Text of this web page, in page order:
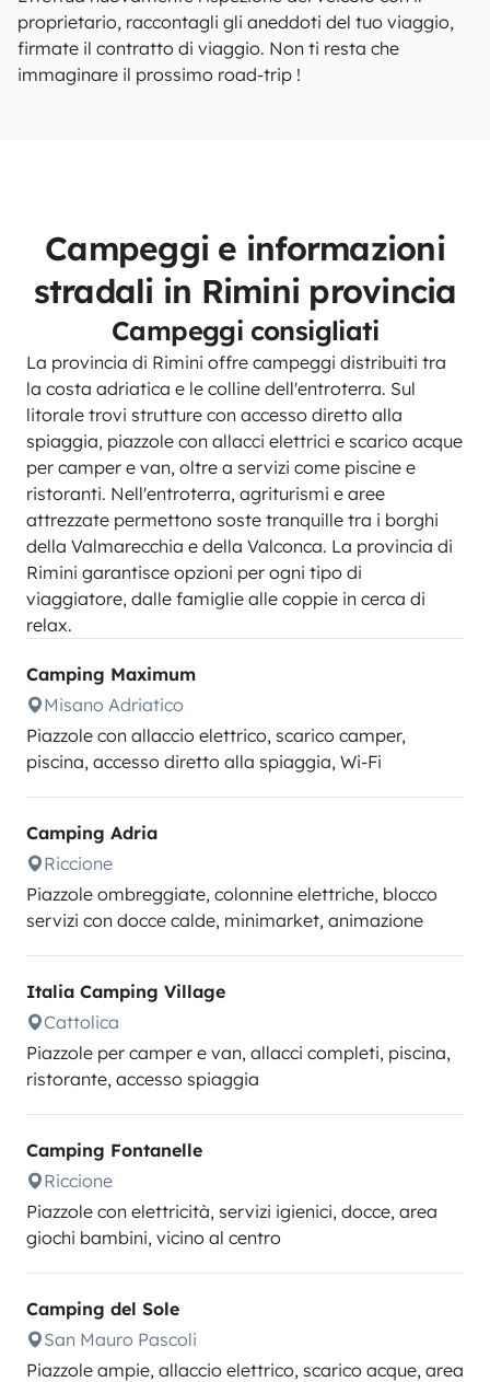
proprietario, raccontagli gli aneddoti del tuo viaggio,
firmate il contratto di viaggio. Non ti resta che
immaginare il prossimo road-trip !
Campeggi e informazioni
stradali in Rimini provincia
Campeggi consigliati
La provincia di Rimini offre campeggi distribuiti tra
la costa adriatica e le colline dell'entroterra. Sul
litorale trovi strutture con accesso diretto alla
spiaggia, piazzole con allacci elettrici e scarico acque
per camper e van, oltre a servizi come piscine e
ristoranti. Nell'entroterra, agriturismi e aree
attrezzate permettono soste tranquille tra i borghi
della Valmarecchia e della Valconca. La provincia di
Rimini garantisce opzioni per ogni tipo di
viaggiatore, dalle famiglie alle coppie in cerca di
relax.
Camping Maximum
Misano Adriatico
Piazzole con allaccio elettrico, scarico camper,
piscina, accesso diretto alla spiaggia, Wi-Fi
Camping Adria
Riccione
Piazzole ombreggiate, colonnine elettriche, blocco
servizi con docce calde, minimarket, animazione
Italia Camping Village
Cattolica
Piazzole per camper e van, allacci completi, piscina,
ristorante, accesso spiaggia
Camping Fontanelle
Riccione
Piazzole con elettricità, servizi igienici, docce, area
giochi bambini, vicino al centro
Camping del Sole
San Mauro Pascoli
Piazzole ampie, allaccio elettrico, scarico acque, area